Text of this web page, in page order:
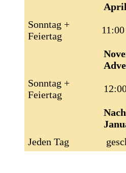
Sonntag +
Feiertag
Sonntag +
Feiertag
Jeden Tag